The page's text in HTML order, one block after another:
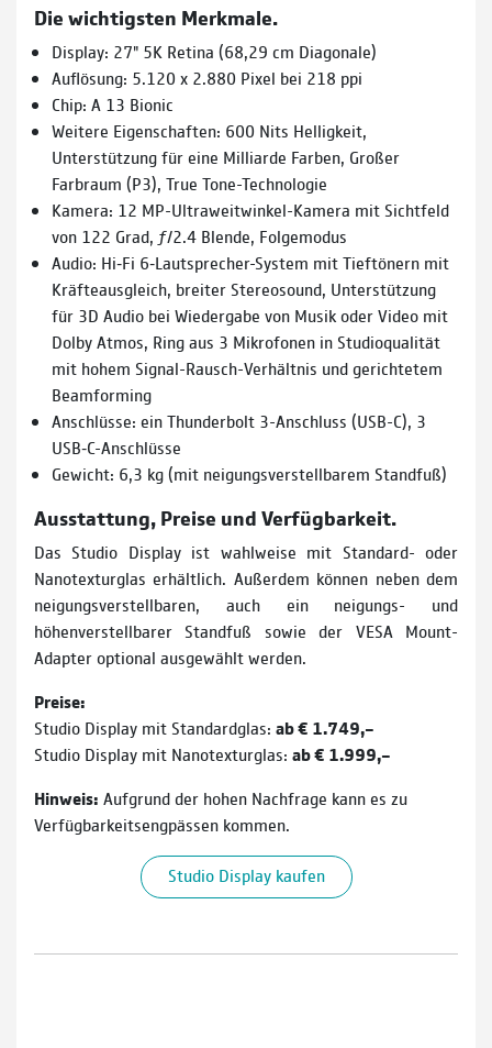
Die wichtigsten Merkmale.
Display: 27" 5K Retina (68,29 cm Diagonale)
Auflösung: 5.120 x 2.880 Pixel bei 218 ppi
Chip: A 13 Bionic
Weitere Eigenschaften: 600 Nits Helligkeit,
Unterstützung für eine Milliarde Farben, Großer
Farbraum (P3), True Tone-Technologie
Kamera: 12 MP-Ultraweitwinkel-Kamera mit Sichtfeld
von 122 Grad, ƒ/2.4 Blende, Folgemodus
Audio: Hi‑Fi 6‑Laut­sprecher-System mit Tieftönern mit
Kräfteausgleich, breiter Stereosound, Unterstützung
für 3D Audio bei Wiedergabe von Musik oder Video mit
Dolby Atmos, Ring aus 3 Mikrofonen in Studioqualität
mit hohem Signal-Rausch-Verhältnis und gerichtetem
Beamforming
Anschlüsse: ein Thunderbolt 3-Anschluss (USB-C), 3
USB‑C-Anschlüsse
Gewicht: 6,3 kg (mit neigungs­verstellbarem Standfuß)
Ausstattung, Preise und Verfügbarkeit.
Das Studio Display ist wahlweise mit Standard- oder
Nanotexturglas erhältlich. Außerdem können neben dem
neigungsverstellbaren, auch ein neigungs- und
höhenverstellbarer Standfuß sowie der VESA Mount-
Adapter optional ausgewählt werden.
Preise:
Studio Display mit Standardglas: ab € 1.749,–
Studio Display mit Nanotexturglas: ab € 1.999,–
Hinweis: Aufgrund der hohen Nachfrage kann es zu
Verfügbarkeitsengpässen kommen.
Studio Display kaufen